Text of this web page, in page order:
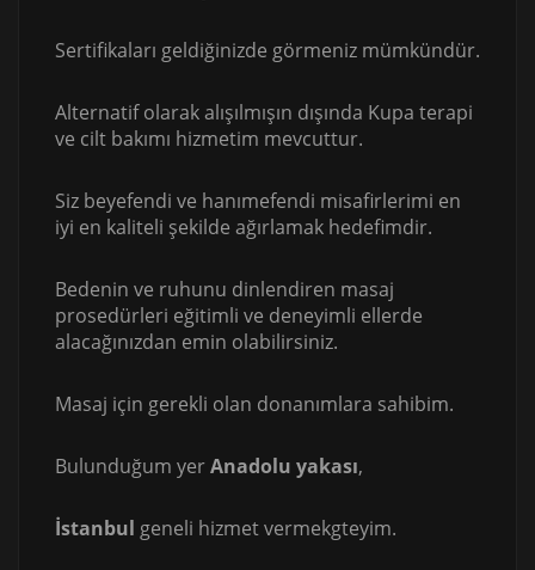
Sertifikaları geldiğinizde görmeniz mümkündür.
Alternatif olarak alışılmışın dışında Kupa terapi
ve cilt bakımı hizmetim mevcuttur.
Siz beyefendi ve hanımefendi misafirlerimi en
iyi en kaliteli şekilde ağırlamak hedefimdir.
Bedenin ve ruhunu dinlendiren masaj
prosedürleri eğitimli ve deneyimli ellerde
alacağınızdan emin olabilirsiniz.
Masaj için gerekli olan donanımlara sahibim.
Bulunduğum yerAnadolu yakası,
İstanbul geneli hizmet vermekgteyim.